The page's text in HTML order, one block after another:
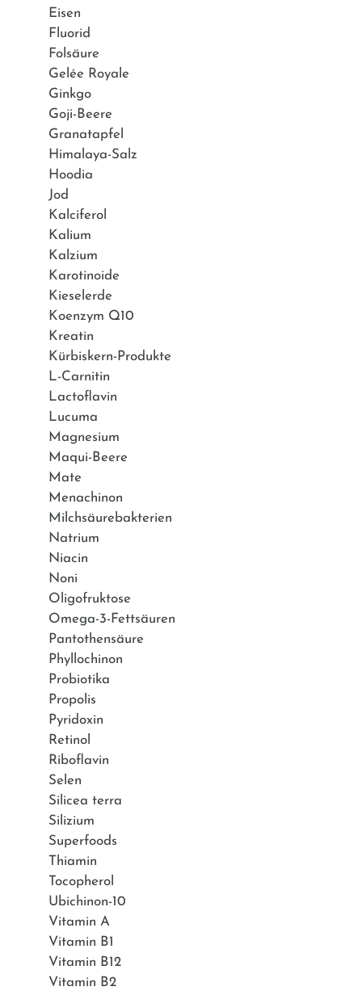
Eisen
Fluorid
Folsäure
Gelée Royale
Ginkgo
Goji-Beere
Granatapfel
Himalaya-Salz
Hoodia
Jod
Kalciferol
Kalium
Kalzium
Karotinoide
Kieselerde
Koenzym Q10
Kreatin
Kürbiskern-Produkte
L-Carnitin
Lactoflavin
Lucuma
Magnesium
Maqui-Beere
Mate
Menachinon
Milchsäurebakterien
Natrium
Niacin
Noni
Oligofruktose
Omega-3-Fettsäuren
Pantothensäure
Phyllochinon
Probiotika
Propolis
Pyridoxin
Retinol
Riboflavin
Selen
Silicea terra
Silizium
Superfoods
Thiamin
Tocopherol
Ubichinon-10
Vitamin A
Vitamin B1
Vitamin B12
Vitamin B2